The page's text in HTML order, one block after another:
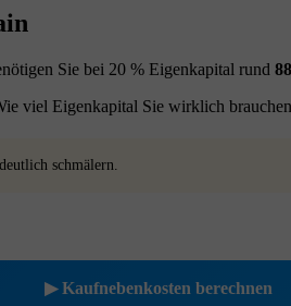
Sie bei 20 % Eigenkapital rund
viel Eigenkapital Sie wirklich
schmälern.
▶ Kaufnebenkosten berechnen